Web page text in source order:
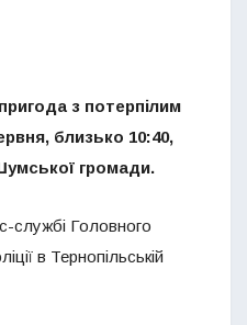
з потерпілим
близько 10:40,
громади.
службі Головного
в Тернопільській